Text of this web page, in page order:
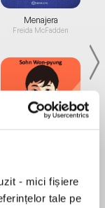
- mici fișiere
tale pe
Menajera
Freida McFadden